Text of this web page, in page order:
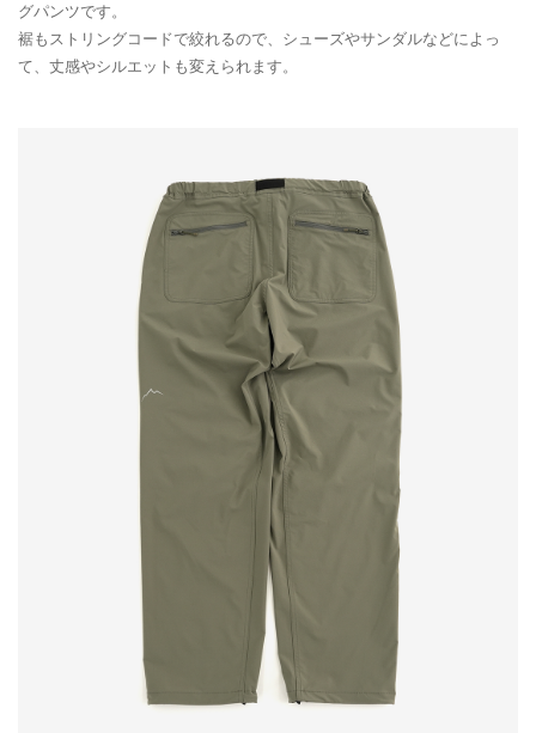
グパンツです。
裾もストリングコードで絞れるので、シューズやサンダルなどによっ
て、丈感やシルエットも変えられます。